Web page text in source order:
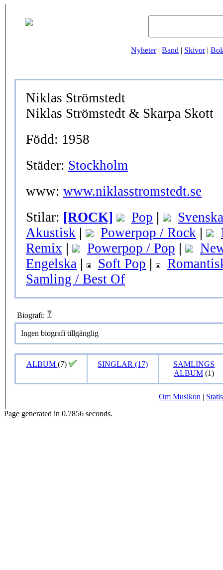
Nyheter| Band | Skivor|
Niklas Strömstedt
Niklas Strömstedt & Skarpa Skott
Född: 1958
Städer: Stockholm
www: www.niklasstromstedt.se
Stilar: [ROCK] Pop |
Svenska
Akustisk | Powerpop / Rock |
Remix | Powerpop / Pop |
Engelska | Soft Pop |
Samling / Best Of
Biografi:
Ingen biografi tillgänglig
ALBUM (7) SINGLAR (17)
SAMLINGS
ALBUM (1)
Om Musikon |
Page generated in 0.7856 seconds.